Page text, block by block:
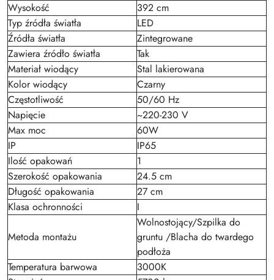
Wysokość
392 cm
Typ źródła światła
LED
Źródła światła
Zintegrowane
Zawiera źródło światła
Tak
Materiał wiodący
Stal lakierowana
Kolor wiodący
Czarny
Częstotliwość
50/60 Hz
Napięcie
~220-230 V
Max moc
60W
IP
IP65
Ilość opakowań
1
Szerokość opakowania
24.5 cm
Długość opakowania
27 cm
Klasa ochronności
I
Metoda montażu
Wolnostojący/Szpilka do
gruntu /Blacha do twardego
podłoża
Temperatura barwowa
3000K